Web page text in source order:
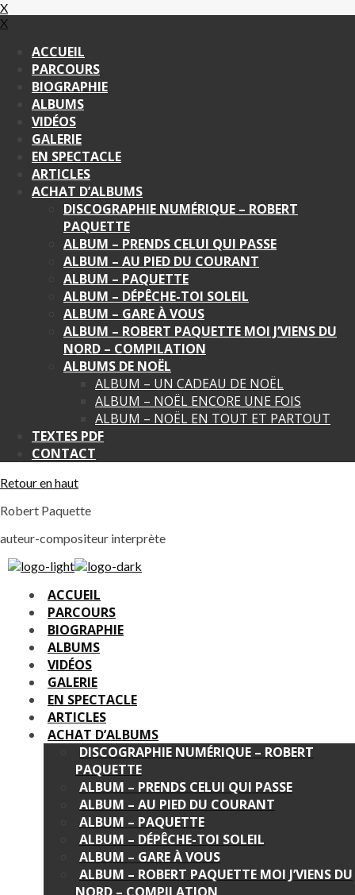
X
X
ACCUEIL
PARCOURS
BIOGRAPHIE
ALBUMS
VIDÉOS
GALERIE
EN SPECTACLE
ARTICLES
ACHAT D’ALBUMS
DISCOGRAPHIE NUMÉRIQUE – ROBERT
PAQUETTE
ALBUM – PRENDS CELUI QUI PASSE
ALBUM – AU PIED DU COURANT
ALBUM – PAQUETTE
ALBUM – DÉPÊCHE-TOI SOLEIL
ALBUM – GARE À VOUS
ALBUM – ROBERT PAQUETTE MOI J’VIENS DU
NORD – COMPILATION
ALBUMS DE NOËL
ALBUM – UN CADEAU DE NOËL
ALBUM – NOËL ENCORE UNE FOIS
ALBUM – NOËL EN TOUT ET PARTOUT
TEXTES PDF
CONTACT
Retour en haut
Robert Paquette
auteur-compositeur interprète
ACCUEIL
PARCOURS
BIOGRAPHIE
ALBUMS
VIDÉOS
GALERIE
EN SPECTACLE
ARTICLES
ACHAT D’ALBUMS
DISCOGRAPHIE NUMÉRIQUE – ROBERT
PAQUETTE
ALBUM – PRENDS CELUI QUI PASSE
ALBUM – AU PIED DU COURANT
ALBUM – PAQUETTE
ALBUM – DÉPÊCHE-TOI SOLEIL
ALBUM – GARE À VOUS
ALBUM – ROBERT PAQUETTE MOI J’VIENS DU